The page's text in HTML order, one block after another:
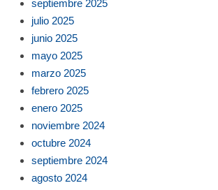
septiembre 2025
julio 2025
junio 2025
mayo 2025
marzo 2025
febrero 2025
enero 2025
noviembre 2024
octubre 2024
septiembre 2024
agosto 2024